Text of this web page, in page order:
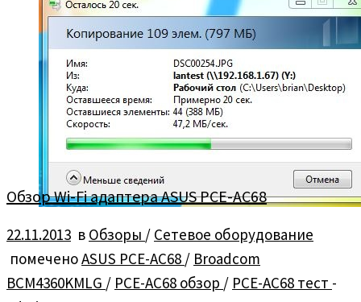
Экспресс-тест жёсткого диска ёмкостью 3 Тб — Seagate
ST3000DM001.
Обзор Wi-Fi адаптера ASUS PCE-AC68
22.11.2013 в Обзоры / Сетевое оборудование
помеченоASUS PCE-AC68 / Broadcom
BCM4360KMLG / PCE-AC68 обзор / PCE-AC68 тест -